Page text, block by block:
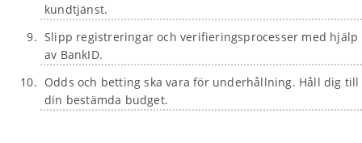
kundtjänst.
Slipp registreringar och verifieringsprocesser med hjälp
av BankID.
Odds och betting ska vara för underhållning. Håll dig till
din bestämda budget.